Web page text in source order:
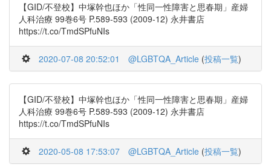
【GID/不登校】中塚幹也ほか「性同一性障害と思春期」産婦
人科治療 99巻6号 P.589-593 (2009-12) 永井書店
https://t.co/TmdSPfuNIs
2020-07-08 20:52:01 @LGBTQA_Article (投稿一覧)
【GID/不登校】中塚幹也ほか「性同一性障害と思春期」産婦
人科治療 99巻6号 P.589-593 (2009-12) 永井書店
https://t.co/TmdSPfuNIs
2020-05-08 17:53:07 @LGBTQA_Article (投稿一覧)